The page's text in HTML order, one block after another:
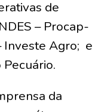
de
– Procap-
Investe Agro; e
da